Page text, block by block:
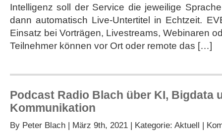
Intelligenz soll der Service die jeweilige
dann automatisch Live-Untertitel in Echtzeit.
Einsatz bei Vorträgen, Livestreams, Webinaren
Teilnehmer können vor Ort oder remote das […]
Podcast Radio Blach über KI, Bigdata
Kommunikation
By Peter Blach | März 9th, 2021 | Kategorie: Aktuell |